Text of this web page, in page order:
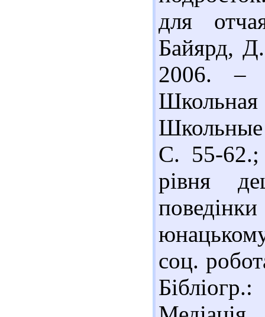
для
Байярд,
2006. –
С. 55-
рівня
соц.